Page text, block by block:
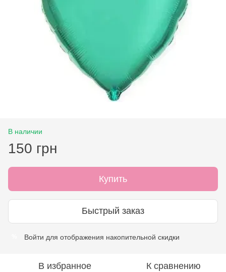
В наличии
150 грн
Купить
Быстрый заказ
Войти для отображения накопительной скидки
В избранное К сравнению